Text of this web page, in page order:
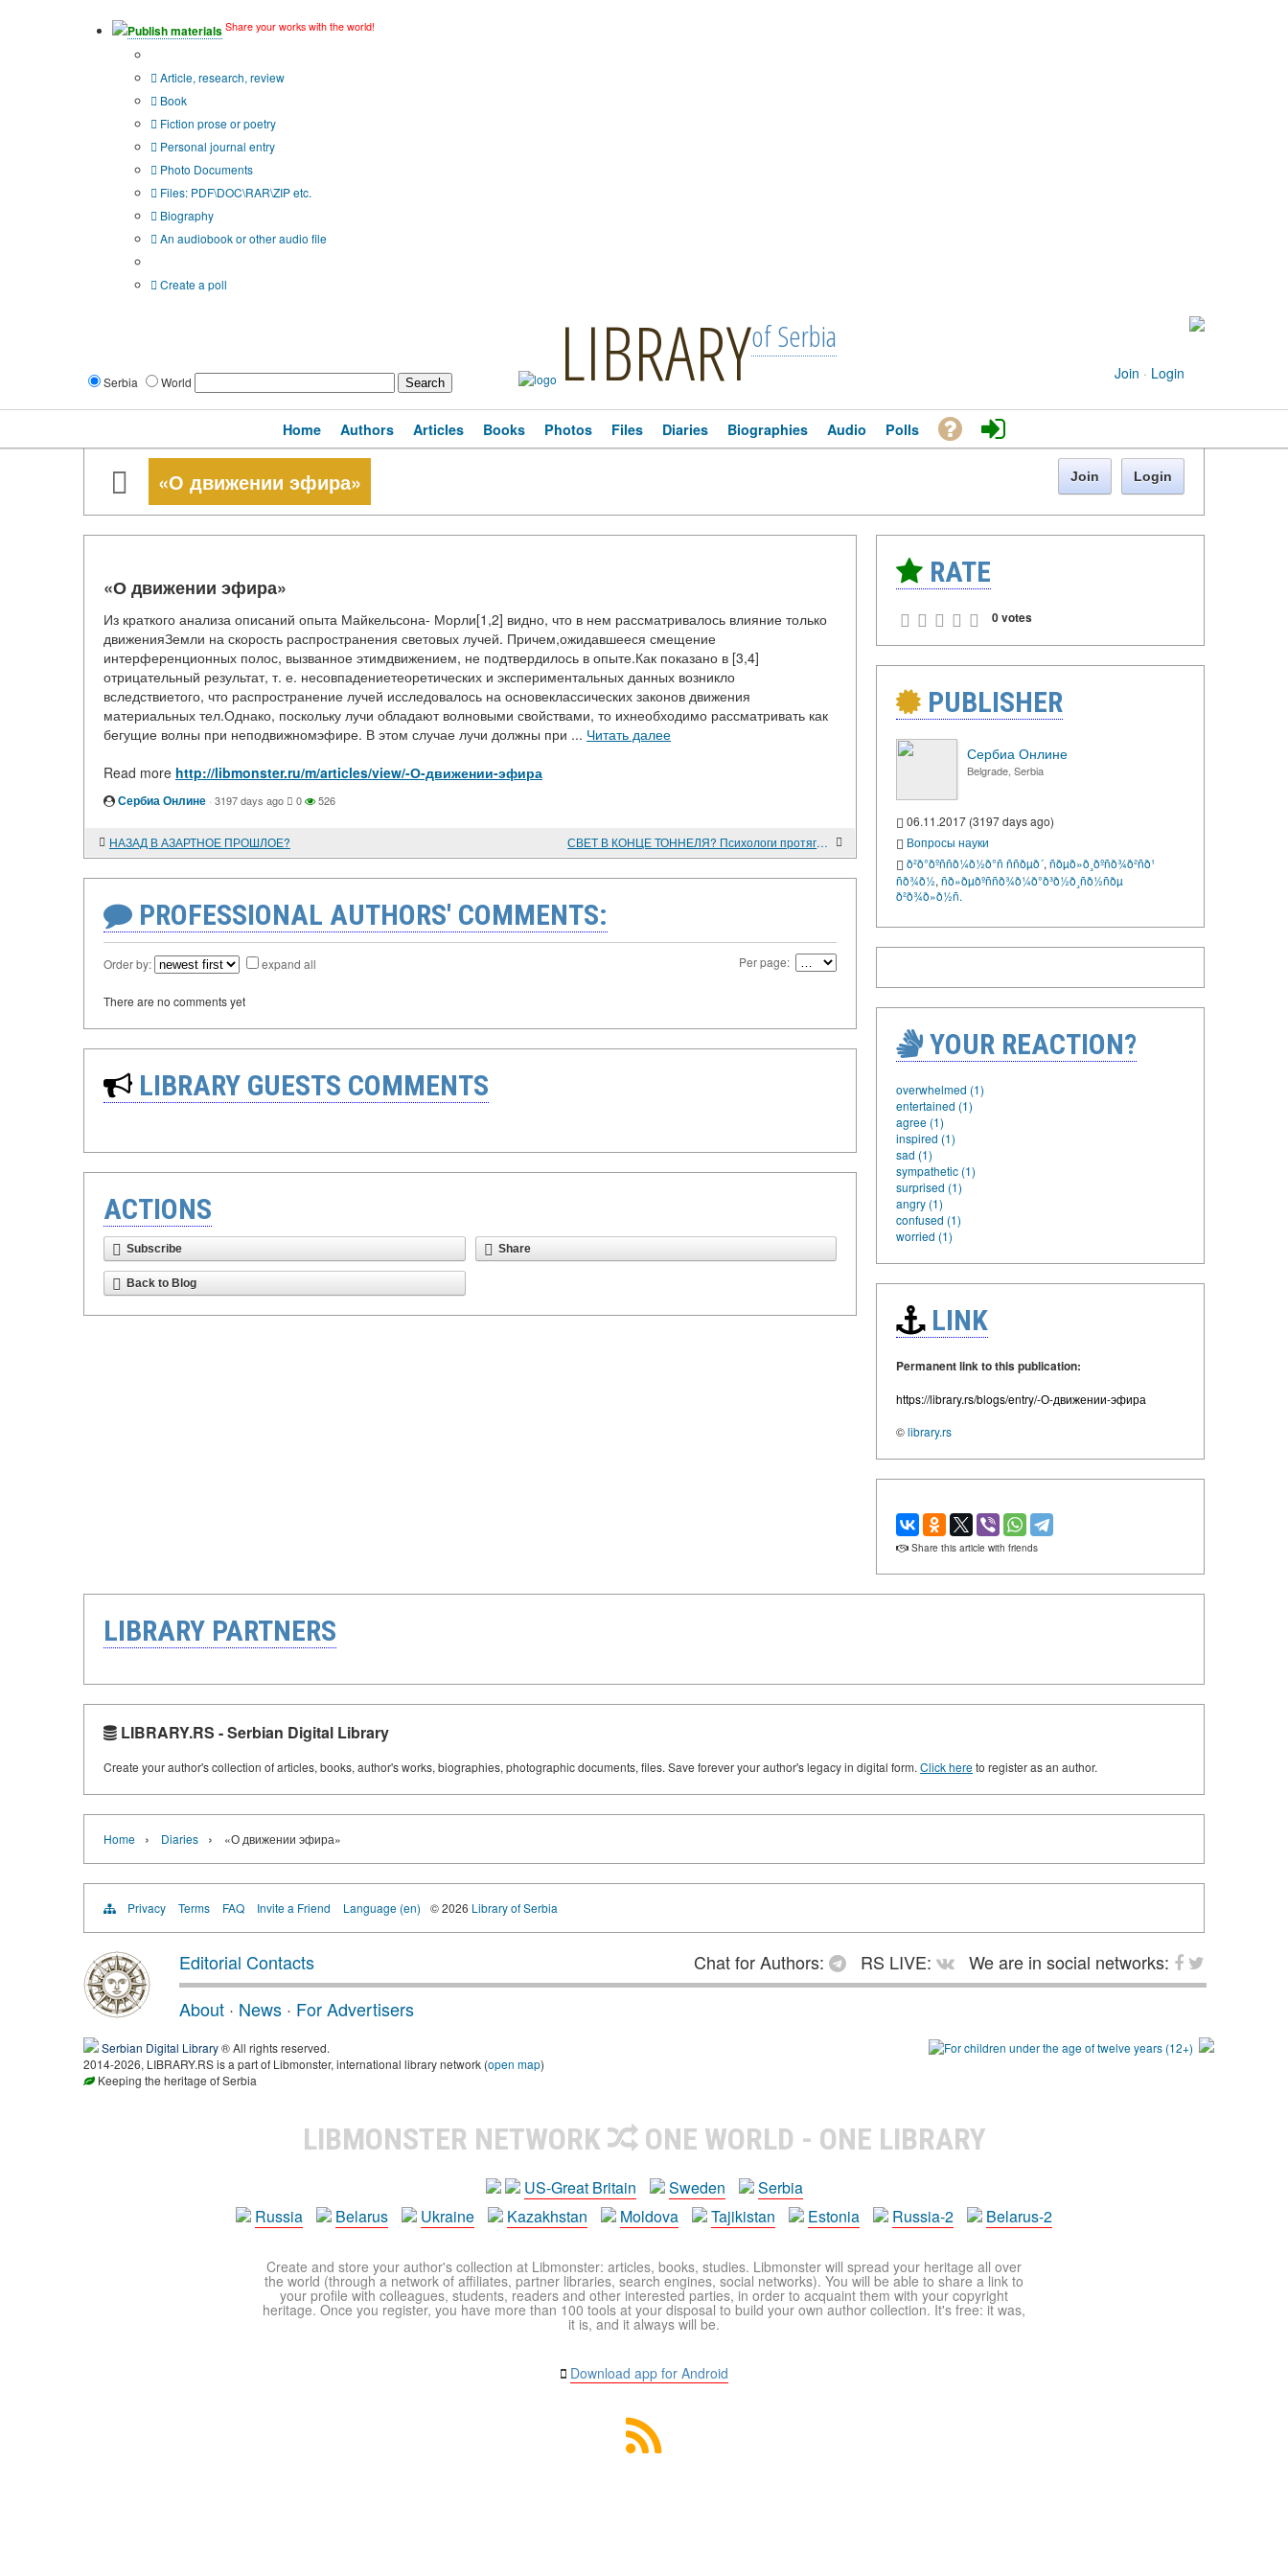
Publish materials Share your works with the world!
Article, research, review
Book
Fiction prose or poetry
Personal journal entry
Photo Documents
Files: PDF\DOC\RAR\ZIP etc.
Biography
An audiobook or other audio file
Create a poll
Serbia World LIBRARYof Serbia
Join · Login
Home Authors Articles Books Photos Files Diaries Biographies Audio Polls
«О движении эфира» Join Login
«О движении эфира»
Из краткого анализа описаний опыта Майкельсона- Морли[1,2] видно, что в нем рассматривалось влияние только
движенияЗемли на скорость распространения световых лучей. Причем,ожидавшееся смещение
интерференционных полос, вызванное этимдвижением, не подтвердилось в опыте.Как показано в [3,4]
отрицательный результат, т. е. несовпадениетеоретических и экспериментальных данных возникло
вследствиетого, что распространение лучей исследовалось на основеклассических законов движения
материальных тел.Однако, поскольку лучи обладают волновыми свойствами, то ихнеобходимо рассматривать как
бегущие волны при неподвижномэфире. В этом случае лучи должны при ... Читать далее
Read more http://libmonster.ru/m/articles/view/-О-движении-эфира
Сербиа Онлине · 3197 days ago 0 526
НАЗАД В АЗАРТНОЕ ПРОШЛОЕ? СВЕТ В КОНЦЕ ТОННЕЛЯ? Психологи протягивают руку помощи
PROFESSIONAL AUTHORS' COMMENTS:
Order by: expand all Per page:
There are no comments yet
LIBRARY GUESTS COMMENTS
ACTIONS
Subscribe Share
Back to Blog
RATE
0 votes
PUBLISHER
Сербиа Онлине
Belgrade, Serbia
06.11.2017 (3197 days ago)
Вопросы науки
ð²ð°ðºññð¼ð½ð°ñ ññðµð´, ñðµð»ð¸ðºñð¾ð²ñð¹
ñð¾ð½, ñð»ðµðºññð¾ð¼ð°ð³ð½ð¸ñð½ñðµ
ð²ð¾ð»ð½ñ.
YOUR REACTION?
overwhelmed (1)
entertained (1)
agree (1)
inspired (1)
sad (1)
sympathetic (1)
surprised (1)
angry (1)
confused (1)
worried (1)
LINK
Permanent link to this publication:
https://library.rs/blogs/entry/-О-движении-эфира
©library.rs
Share this article with friends
LIBRARY PARTNERS
LIBRARY.RS - Serbian Digital Library
Create your author's collection of articles, books, author's works, biographies, photographic documents, files. Save forever your author's legacy in digital form. Click hereto register as an author.
Home › Diaries › «О движении эфира»
Privacy Terms FAQ Invite a Friend Language (en) © 2026 Library of Serbia
Editorial Contacts Chat for Authors: RS LIVE:
We are in social networks:
About · News · For Advertisers
Serbian Digital Library® All rights reserved.
2014-2026, LIBRARY.RS is a part of Libmonster, international library network (open map)
Keeping the heritage of Serbia
LIBMONSTER NETWORK ONE WORLD - ONE LIBRARY
US-Great Britain Sweden
Serbia
Russia
Belarus Ukraine Kazakhstan Moldova Tajikistan Estonia Russia-2 Belarus-2
Create and store your author's collection at Libmonster: articles, books, studies. Libmonster will spread your heritage all over
the world (through a network of affiliates, partner libraries, search engines, social networks). You will be able to share a link to
your profile with colleagues, students, readers and other interested parties, in order to acquaint them with your copyright
heritage. Once you register, you have more than 100 tools at your disposal to build your own author collection. It's free: it was,
it is, and it always will be.
Download app for Android